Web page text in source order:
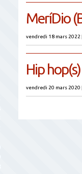
MeríDio
vendredi 18 mars 2022
Hip
vendredi 20 mars 2020